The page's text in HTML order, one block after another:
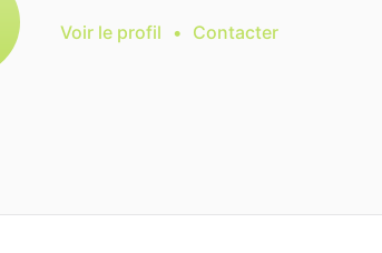
Voir le profil • Contacter